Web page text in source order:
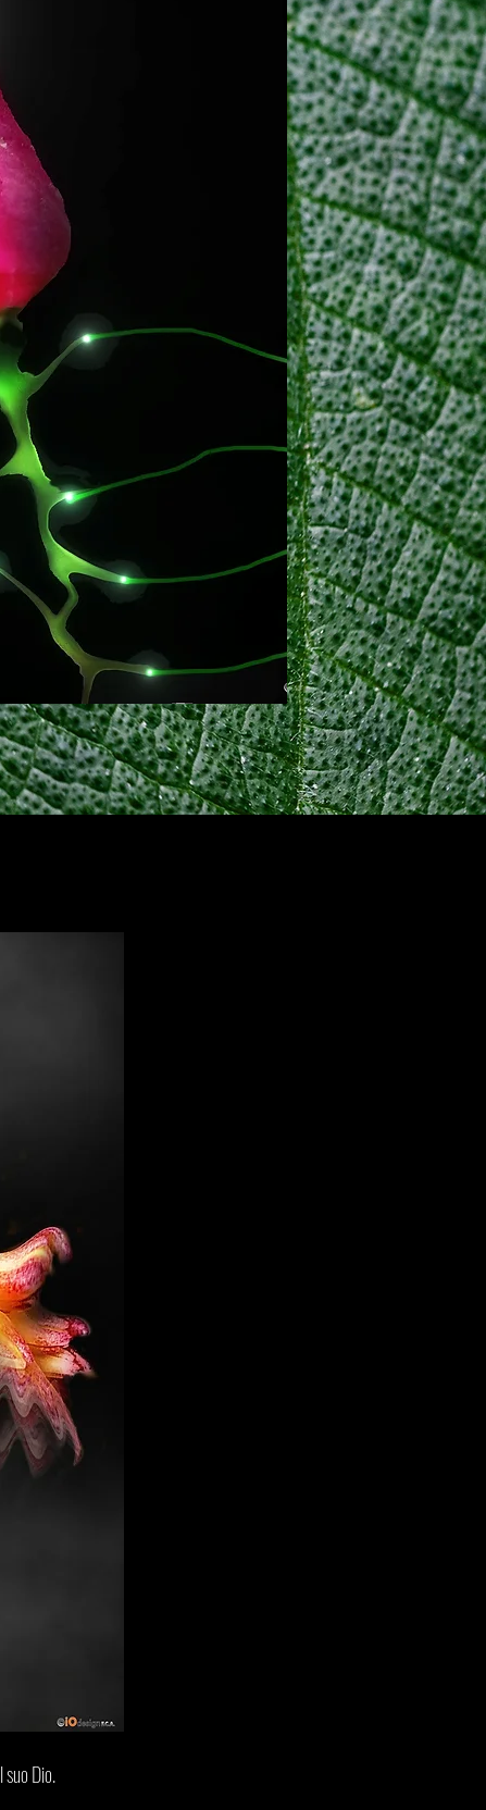
Dio.